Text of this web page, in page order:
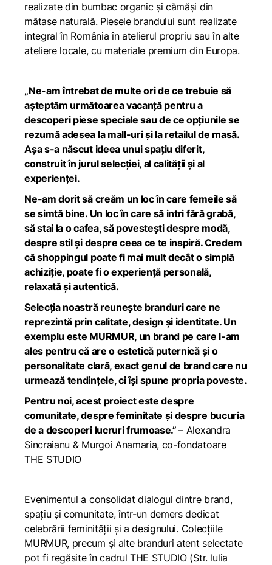
realizate din bumbac organic și cămăși din
mătase naturală. Piesele brandului sunt realizate
integral în România în atelierul propriu sau în alte
ateliere locale, cu materiale premium din Europa.
„Ne-am întrebat de multe ori de ce trebuie să
așteptăm următoarea vacanță pentru a
descoperi piese speciale sau de ce opțiunile se
rezumă adesea la mall-uri și la retailul de masă.
Așa s-a născut ideea unui spațiu diferit,
construit în jurul selecției, al calității și al
experienței.
Ne-am dorit să creăm un loc în care femeile să
se simtă bine. Un loc în care să intri fără grabă,
să stai la o cafea, să povestești despre modă,
despre stil și despre ceea ce te inspiră. Credem
că shoppingul poate fi mai mult decât o simplă
achiziție, poate fi o experiență personală,
relaxată și autentică.
Selecția noastră reunește branduri care ne
reprezintă prin calitate, design și identitate. Un
exemplu este MURMUR, un brand pe care l-am
ales pentru că are o estetică puternică și o
personalitate clară, exact genul de brand care nu
urmează tendințele, ci își spune propria poveste.
Pentru noi, acest proiect este despre
comunitate, despre feminitate și despre bucuria
de a descoperi lucruri frumoase.”– Alexandra
Sincraianu & Murgoi Anamaria, co-fondatoare
THE STUDIO
Evenimentul a consolidat dialogul dintre brand,
spațiu și comunitate, într-un demers dedicat
celebrării feminității și a designului. Colecțiile
MURMUR, precum și alte branduri atent selectate
pot fi regăsite în cadrul THE STUDIO (Str. Iulia